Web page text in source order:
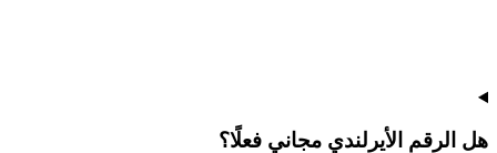
هل الرقم الأيرلندي مجاني فعلًا؟